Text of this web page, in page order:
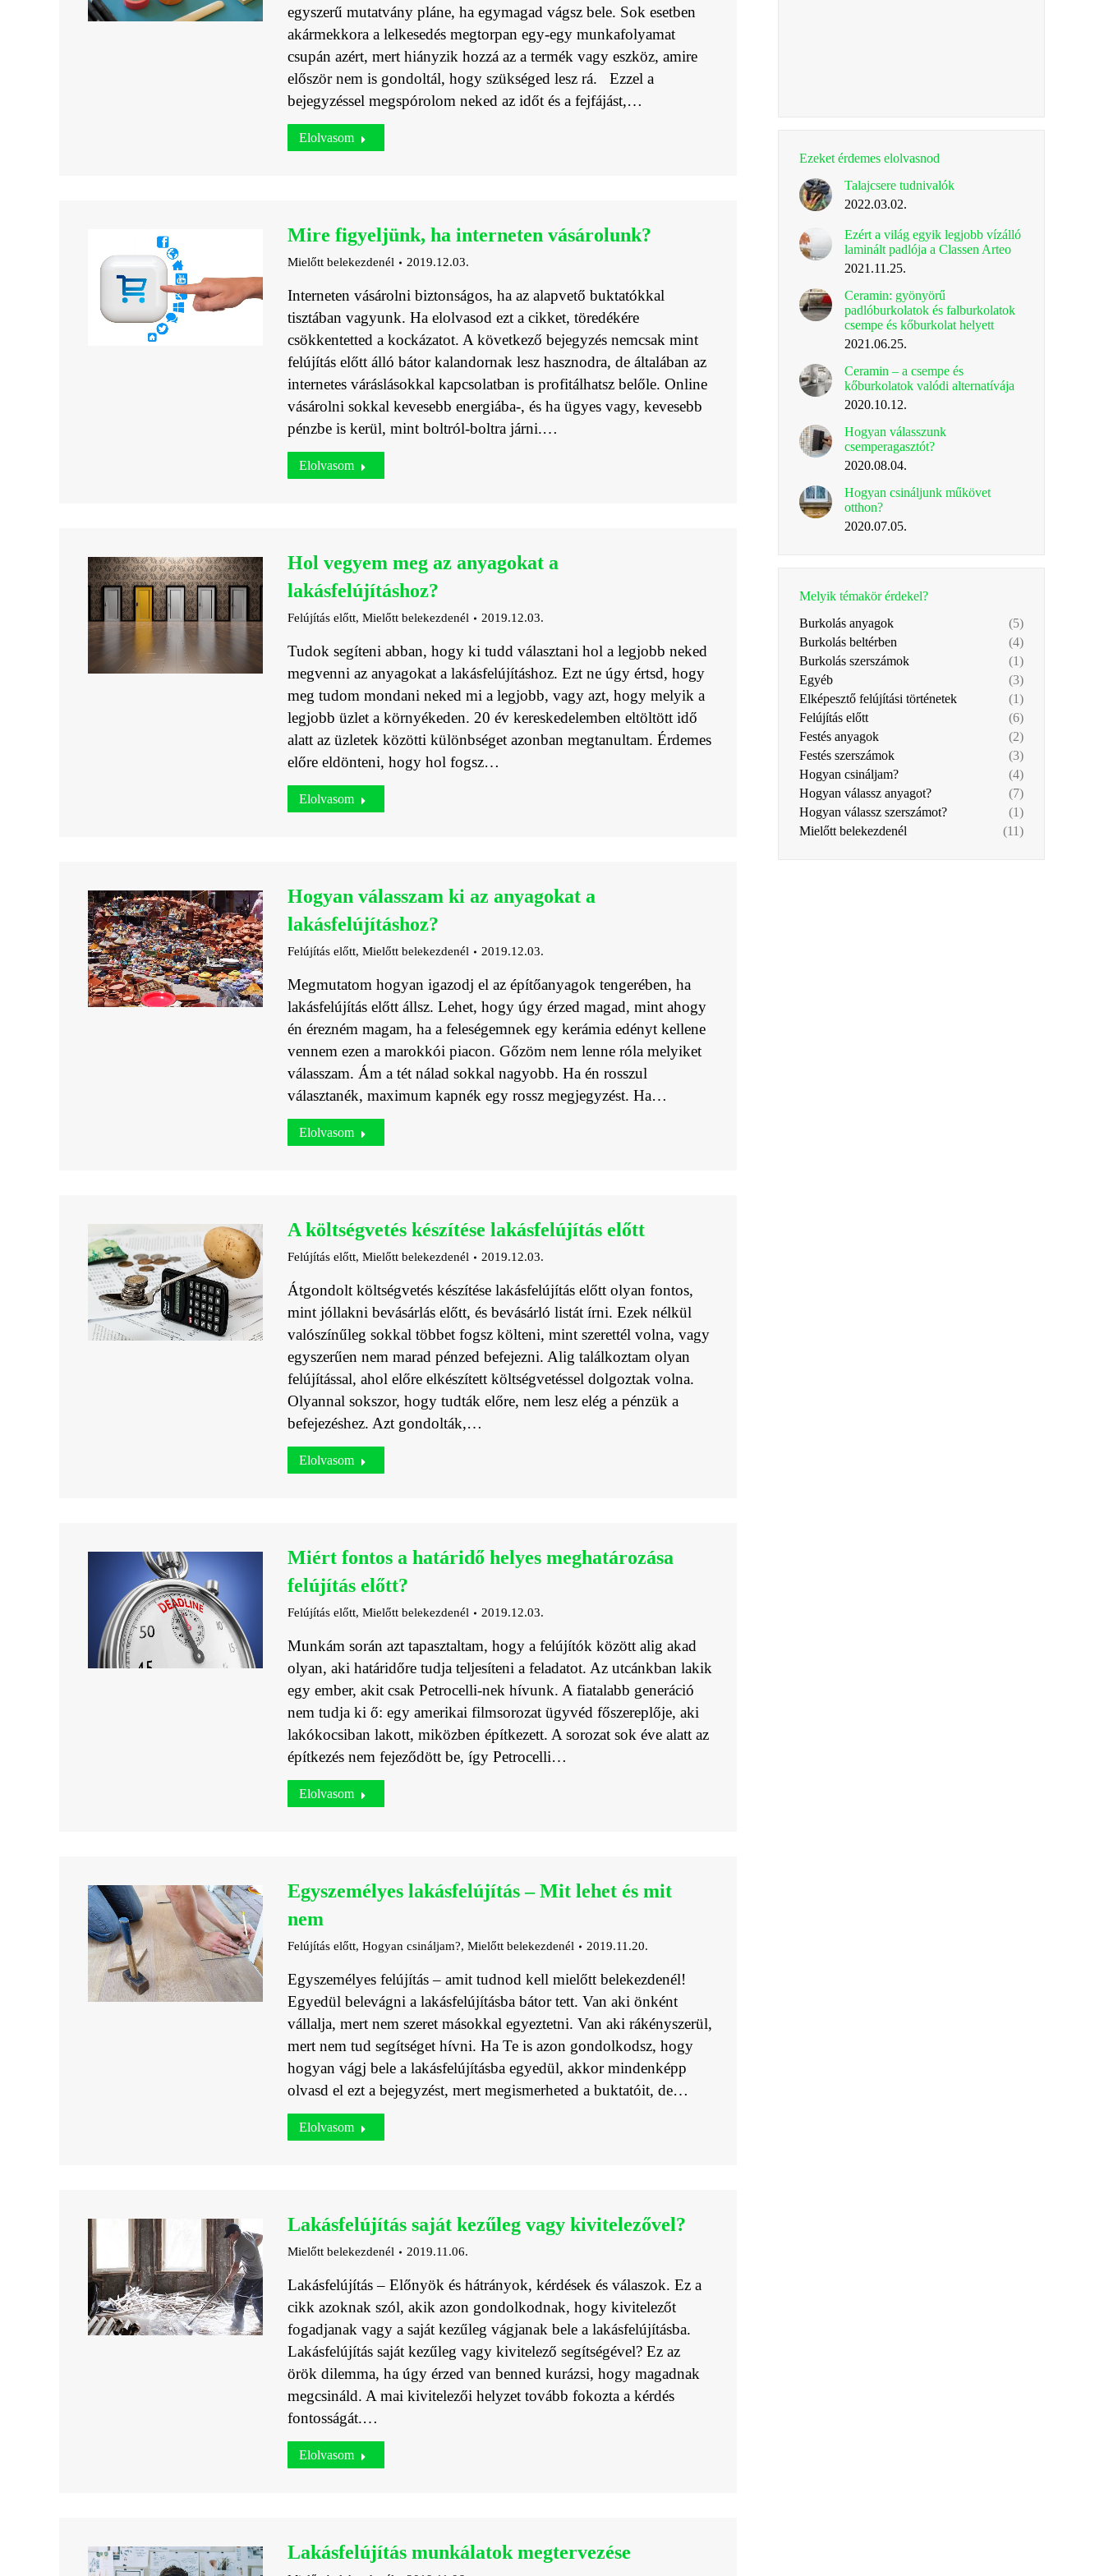
egyszerű mutatvány pláne, ha egymagad vágsz bele. Sok esetben
akármekkora a lelkesedés megtorpan egy-egy munkafolyamat
csupán azért, mert hiányzik hozzá az a termék vagy eszköz, amire
először nem is gondoltál, hogy szükséged lesz rá. Ezzel a
bejegyzéssel megspórolom neked az időt és a fejfájást,…
Elolvasom
Mire figyeljünk, ha interneten vásárolunk?
Mielőtt belekezdenél 2019.12.03.
Interneten vásárolni biztonságos, ha az alapvető buktatókkal
tisztában vagyunk. Ha elolvasod ezt a cikket, töredékére
csökkentetted a kockázatot. A következő bejegyzés nemcsak mint
felújítás előtt álló bátor kalandornak lesz hasznodra, de általában az
internetes váráslásokkal kapcsolatban is profitálhatsz belőle. Online
vásárolni sokkal kevesebb energiába-, és ha ügyes vagy, kevesebb
pénzbe is kerül, mint boltról-boltra járni.…
Elolvasom
Hol vegyem meg az anyagokat a
lakásfelújításhoz?
Felújítás előtt, Mielőtt belekezdenél 2019.12.03.
Tudok segíteni abban, hogy ki tudd választani hol a legjobb neked
megvenni az anyagokat a lakásfelújításhoz. Ezt ne úgy értsd, hogy
meg tudom mondani neked mi a legjobb, vagy azt, hogy melyik a
legjobb üzlet a környékeden. 20 év kereskedelemben eltöltött idő
alatt az üzletek közötti különbséget azonban megtanultam. Érdemes
előre eldönteni, hogy hol fogsz…
Elolvasom
Hogyan válasszam ki az anyagokat a
lakásfelújításhoz?
Felújítás előtt, Mielőtt belekezdenél 2019.12.03.
Megmutatom hogyan igazodj el az építőanyagok tengerében, ha
lakásfelújítás előtt állsz. Lehet, hogy úgy érzed magad, mint ahogy
én érezném magam, ha a feleségemnek egy kerámia edényt kellene
vennem ezen a marokkói piacon. Gőzöm nem lenne róla melyiket
válasszam. Ám a tét nálad sokkal nagyobb. Ha én rosszul
választanék, maximum kapnék egy rossz megjegyzést. Ha…
Elolvasom
A költségvetés készítése lakásfelújítás előtt
Felújítás előtt, Mielőtt belekezdenél 2019.12.03.
Átgondolt költségvetés készítése lakásfelújítás előtt olyan fontos,
mint jóllakni bevásárlás előtt, és bevásárló listát írni. Ezek nélkül
valószínűleg sokkal többet fogsz költeni, mint szerettél volna, vagy
egyszerűen nem marad pénzed befejezni. Alig találkoztam olyan
felújítással, ahol előre elkészített költségvetéssel dolgoztak volna.
Olyannal sokszor, hogy tudták előre, nem lesz elég a pénzük a
befejezéshez. Azt gondolták,…
Elolvasom
Miért fontos a határidő helyes meghatározása
felújítás előtt?
Felújítás előtt, Mielőtt belekezdenél 2019.12.03.
Munkám során azt tapasztaltam, hogy a felújítók között alig akad
olyan, aki határidőre tudja teljesíteni a feladatot. Az utcánkban lakik
egy ember, akit csak Petrocelli-nek hívunk. A fiatalabb generáció
nem tudja ki ő: egy amerikai filmsorozat ügyvéd főszereplője, aki
lakókocsiban lakott, miközben építkezett. A sorozat sok éve alatt az
építkezés nem fejeződött be, így Petrocelli…
Elolvasom
Egyszemélyes lakásfelújítás – Mit lehet és mit
nem
Felújítás előtt, Hogyan csináljam?, Mielőtt belekezdenél 2019.11.20.
Egyszemélyes felújítás – amit tudnod kell mielőtt belekezdenél!
Egyedül belevágni a lakásfelújításba bátor tett. Van aki önként
vállalja, mert nem szeret másokkal egyeztetni. Van aki rákényszerül,
mert nem tud segítséget hívni. Ha Te is azon gondolkodsz, hogy
hogyan vágj bele a lakásfelújításba egyedül, akkor mindenképp
olvasd el ezt a bejegyzést, mert megismerheted a buktatóit, de…
Elolvasom
Lakásfelújítás saját kezűleg vagy kivitelezővel?
Mielőtt belekezdenél 2019.11.06.
Lakásfelújítás – Előnyök és hátrányok, kérdések és válaszok. Ez a
cikk azoknak szól, akik azon gondolkodnak, hogy kivitelezőt
fogadjanak vagy a saját kezűleg vágjanak bele a lakásfelújításba.
Lakásfelújítás saját kezűleg vagy kivitelező segítségével? Ez az
örök dilemma, ha úgy érzed van benned kurázsi, hogy magadnak
megcsináld. A mai kivitelezői helyzet tovább fokozta a kérdés
fontosságát.…
Elolvasom
Lakásfelújítás munkálatok megtervezése
Ezeket érdemes elolvasnod
Talajcsere tudnivalók
2022.03.02.
Ezért a világ egyik legjobb vízálló
laminált padlója a Classen Arteo
2021.11.25.
Ceramin: gyönyörű
padlóburkolatok és falburkolatok
csempe és kőburkolat helyett
2021.06.25.
Ceramin – a csempe és
kőburkolatok valódi alternatívája
2020.10.12.
Hogyan válasszunk
csemperagasztót?
2020.08.04.
Hogyan csináljunk műkövet
otthon?
2020.07.05.
Melyik témakör érdekel?
Burkolás anyagok
(5)
Burkolás beltérben
(4)
Burkolás szerszámok
(1)
Egyéb
(3)
Elképesztő felújítási történetek
(1)
Felújítás előtt
(6)
Festés anyagok
(2)
Festés szerszámok
(3)
Hogyan csináljam?
(4)
Hogyan válassz anyagot?
(7)
Hogyan válassz szerszámot?
(1)
Mielőtt belekezdenél
(11)